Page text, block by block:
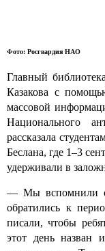
Фото: Росгвардия НАО
Главный
Казакова с
массовой
Национального
рассказала
Беслана, где 1–3
удерживали в
— Мы вспомнили
обратились к
писали, чтобы
этот день назван